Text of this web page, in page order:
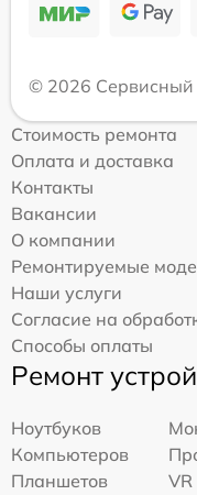
© 2026 Сервисный
Стоимость ремонта
Оплата и доставка
Контакты
Вакансии
О компании
Ремонтируемые
Наши услуги
Согласие на
Способы оплаты
Ремонт
Ноутбуков
Компьютеров
Планшетов
VR